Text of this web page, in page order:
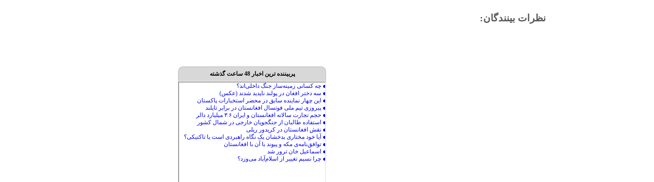
نظرات بینندگان:
پربیننده ترین اخبار 48 ساعت گذشته